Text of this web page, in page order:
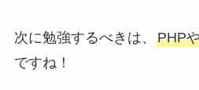
次に勉強するべきは、 PHP
ですね！